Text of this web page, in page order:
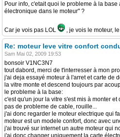
Pour info, c'etait quoi le probleme à la base
électronique dans le moteur" ?
Car je vois pas LOL , je vois le moteur,
Re: moteur leve vitre confort
Sam Mai 02, 2009 19:53
bonsoir V1NC3N7
tout dabord, merci de t'interresser à mon
j'ai deja essayé moteur à l'arret et carte de
la vitre monte et descend toujours par
le probleme à la base:
c'est qu'un jour la vitre s'est mis à monter
pas de probleme de cable, rouille...
j'ai donc regarder le moteur electrique qui
moteur est un modele confort, donc avec
j'ai trouvé sur internet un autre moteur qui
j'ai donc changer uniquement la carte